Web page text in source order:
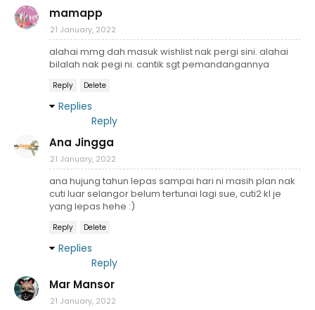
mamapp
21 January, 2022
alahai mmg dah masuk wishlist nak pergi sini. alahai
bilalah nak pegi ni. cantik sgt pemandangannya
Reply Delete
Replies
Reply
Ana Jingga
21 January, 2022
ana hujung tahun lepas sampai hari ni masih plan nak
cuti luar selangor belum tertunai lagi sue, cuti2 kl je
yang lepas hehe :)
Reply Delete
Replies
Reply
Mar Mansor
21 January, 2022